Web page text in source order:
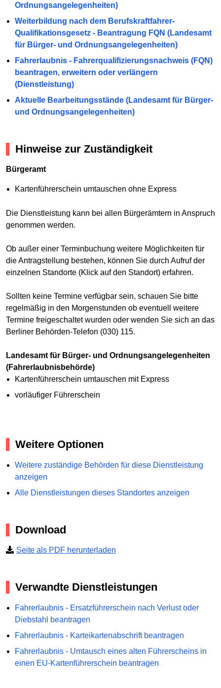
Ordnungsangelegenheiten)
Weiterbildung nach dem Berufskraftfahrer-
Qualifikationsgesetz - Beantragung FQN (Landesamt
für Bürger- und Ordnungsangelegenheiten)
Fahrerlaubnis - Fahrerqualifizierungsnachweis (FQN)
beantragen, erweitern oder verlängern
(Dienstleistung)
Aktuelle Bearbeitungsstände (Landesamt für Bürger-
und Ordnungsangelegenheiten)
Hinweise zur Zuständigkeit
Bürgeramt
Kartenführerschein umtauschen ohne Express
Die Dienstleistung kann bei allen Bürgerämtern in Anspruch
genommen werden.
Ob außer einer Terminbuchung weitere Möglichkeiten für
die Antragstellung bestehen, können Sie durch Aufruf der
einzelnen Standorte (Klick auf den Standort) erfahren.
Sollten keine Termine verfügbar sein, schauen Sie bitte
regelmäßig in den Morgenstunden ob eventuell weitere
Termine freigeschaltet wurden oder wenden Sie sich an das
Berliner Behörden-Telefon (030) 115.
Landesamt für Bürger- und Ordnungsangelegenheiten
(Fahrerlaubnisbehörde)
Kartenführerschein umtauschen mit Express
vorläufiger Führerschein
Weitere Optionen
Weitere zuständige Behörden für diese Dienstleistung
anzeigen
Alle Dienstleistungen dieses Standortes anzeigen
Download
Seite als PDF herunterladen
Verwandte Dienstleistungen
Fahrerlaubnis - Ersatzführerschein nach Verlust oder
Diebstahl beantragen
Fahrerlaubnis - Karteikartenabschrift beantragen
Fahrerlaubnis - Umtausch eines alten Führerscheins in
einen EU-Kartenführerschein beantragen